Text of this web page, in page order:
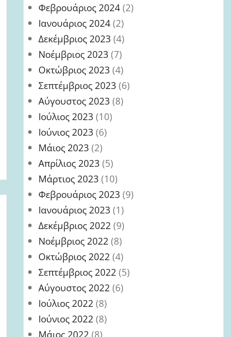
Φεβρουάριος 2024(2)
Ιανουάριος 2024(2)
Δεκέμβριος 2023 (4)
Νοέμβριος 2023 (7)
Οκτώβριος 2023 (4)
Σεπτέμβριος 2023 (6)
Αύγουστος 2023 (8)
Ιούλιος 2023 (10)
Ιούνιος 2023 (6)
Μάιος 2023 (2)
Απρίλιος 2023 (5)
Μάρτιος 2023 (10)
Φεβρουάριος 2023 (9)
Ιανουάριος 2023 (1)
Δεκέμβριος 2022 (9)
Νοέμβριος 2022 (8)
Οκτώβριος 2022 (4)
Σεπτέμβριος 2022 (5)
Αύγουστος 2022 (6)
Ιούλιος 2022 (8)
Ιούνιος 2022 (8)
Μάιος 2022 (8)